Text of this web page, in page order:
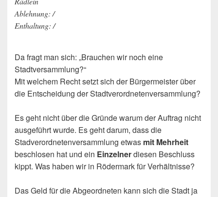
Ablehnung: /
Enthaltung: /
Da fragt man sich: „Brauchen wir noch eine
Stadtversammlung?“
Mit welchem Recht setzt sich der Bürgermeister über
die Entscheidung der Stadtverordnetenversammlung?
Es geht nicht über die Gründe warum der Auftrag nicht
ausgeführt wurde. Es geht darum, dass die
Stadverordnetenversammlung etwas mit Mehrheit
beschlosen hat und ein Einzelnerdiesen Beschluss
kippt. Was haben wir in Rödermark für Verhältnisse?
Das Geld für die Abgeordneten kann sich die Stadt ja